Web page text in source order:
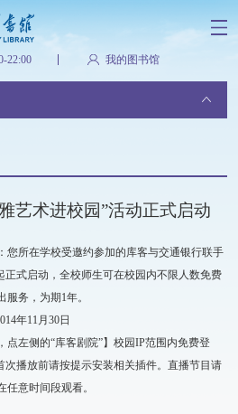
22:00 我的图书馆
艺术进校园”活动正式启动
所在学校受邀约参加的库客与交通银行联手
正式启动，全校师生可在校园内不限人数免费
务，为期1年。
年11月30日
左侧的“库客剧院”】校园IP范围内免费登
次播放前请按提示安装相关插件。直播节目请
意时间段观看。